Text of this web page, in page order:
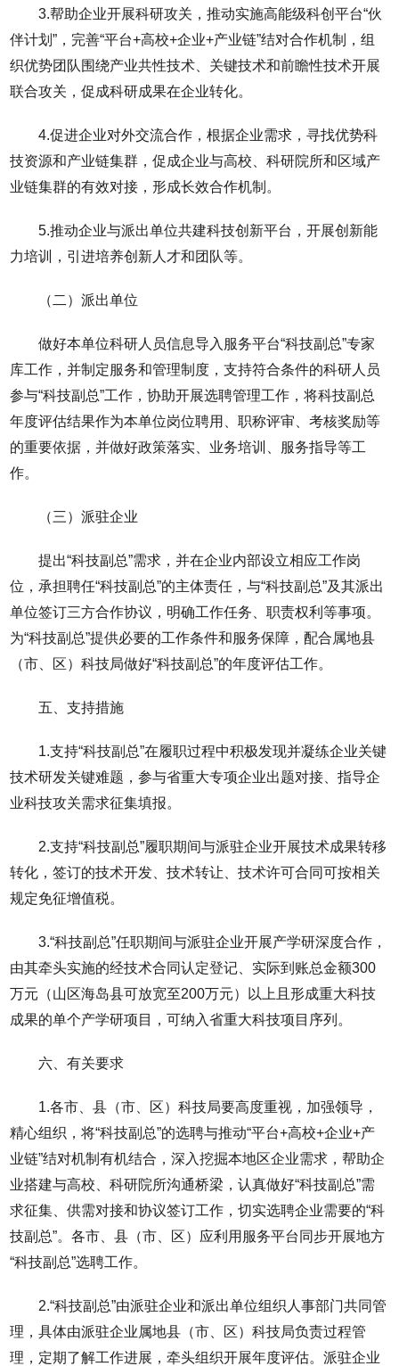
3.帮助企业开展科研攻关，推动实施高能级科创平台“伙
伴计划”，完善“平台+高校+企业+产业链”结对合作机制，组
织优势团队围绕产业共性技术、关键技术和前瞻性技术开展
联合攻关，促成科研成果在企业转化。
4.促进企业对外交流合作，根据企业需求，寻找优势科
技资源和产业链集群，促成企业与高校、科研院所和区域产
业链集群的有效对接，形成长效合作机制。
5.推动企业与派出单位共建科技创新平台，开展创新能
力培训，引进培养创新人才和团队等。
（二）派出单位
做好本单位科研人员信息导入服务平台“科技副总”专家
库工作，并制定服务和管理制度，支持符合条件的科研人员
参与“科技副总”工作，协助开展选聘管理工作，将科技副总
年度评估结果作为本单位岗位聘用、职称评审、考核奖励等
的重要依据，并做好政策落实、业务培训、服务指导等工
作。
（三）派驻企业
提出“科技副总”需求，并在企业内部设立相应工作岗
位，承担聘任“科技副总”的主体责任，与“科技副总”及其派出
单位签订三方合作协议，明确工作任务、职责权利等事项。
为“科技副总”提供必要的工作条件和服务保障，配合属地县
（市、区）科技局做好“科技副总”的年度评估工作。
五、支持措施
1.支持“科技副总”在履职过程中积极发现并凝练企业关键
技术研发关键难题，参与省重大专项企业出题对接、指导企
业科技攻关需求征集填报。
2.支持“科技副总”履职期间与派驻企业开展技术成果转移
转化，签订的技术开发、技术转让、技术许可合同可按相关
规定免征增值税。
3.“科技副总”任职期间与派驻企业开展产学研深度合作，
由其牵头实施的经技术合同认定登记、实际到账总金额300
万元（山区海岛县可放宽至200万元）以上且形成重大科技
成果的单个产学研项目，可纳入省重大科技项目序列。
六、有关要求
1.各市、县（市、区）科技局要高度重视，加强领导，
精心组织，将“科技副总”的选聘与推动“平台+高校+企业+产
业链”结对机制有机结合，深入挖掘本地区企业需求，帮助企
业搭建与高校、科研院所沟通桥梁，认真做好“科技副总”需
求征集、供需对接和协议签订工作，切实选聘企业需要的“科
技副总”。各市、县（市、区）应利用服务平台同步开展地方
“科技副总”选聘工作。
2.“科技副总”由派驻企业和派出单位组织人事部门共同管
理，具体由派驻企业属地县（市、区）科技局负责过程管
理，定期了解工作进展，牵头组织开展年度评估。派驻企业